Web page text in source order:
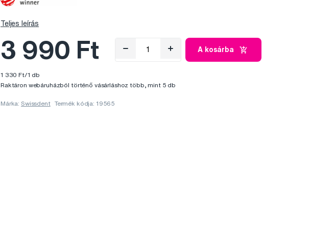
Teljes leírás
3 990 Ft A kosárba
1 330 Ft/1 db
Raktáron webáruházból történő vásárláshoz több, mint 5 db
Márka:Swissdent Termék kódja: 19565